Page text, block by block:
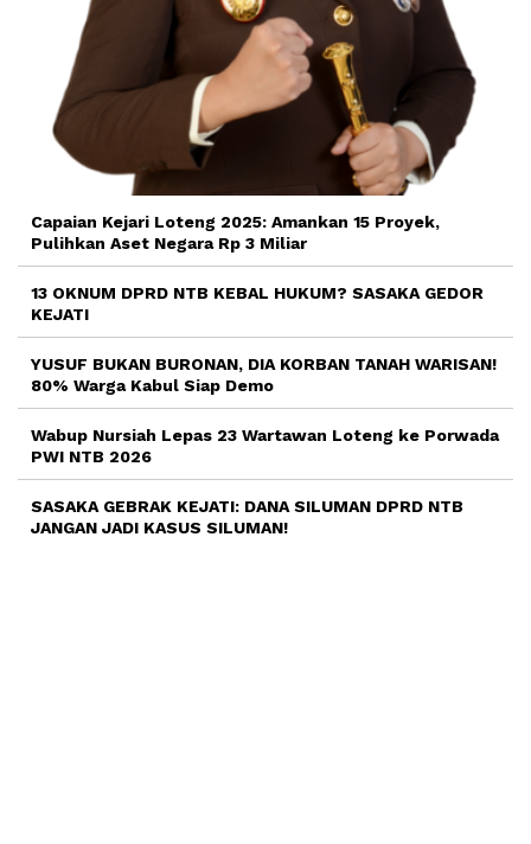
Capaian Kejari Loteng 2025: Amankan 15 Proyek,
Pulihkan Aset Negara Rp 3 Miliar
13 OKNUM DPRD NTB KEBAL HUKUM? SASAKA GEDOR
KEJATI
YUSUF BUKAN BURONAN, DIA KORBAN TANAH WARISAN!
80% Warga Kabul Siap Demo
Wabup Nursiah Lepas 23 Wartawan Loteng ke Porwada
PWI NTB 2026
SASAKA GEBRAK KEJATI: DANA SILUMAN DPRD NTB
JANGAN JADI KASUS SILUMAN!